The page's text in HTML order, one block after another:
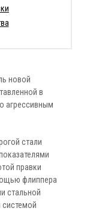
новой
в
агрессивным
стали
правки
флиппера
стальной